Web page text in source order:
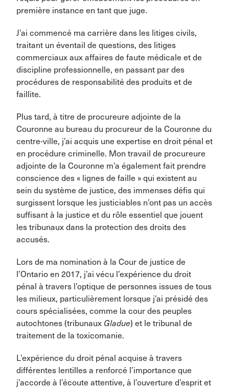
première instance en tant que juge.
J’ai commencé ma carrière dans les litiges civils,
traitant un éventail de questions, des litiges
commerciaux aux affaires de faute médicale et de
discipline professionnelle, en passant par des
procédures de responsabilité des produits et de
faillite.
Plus tard, à titre de procureure adjointe de la
Couronne au bureau du procureur de la Couronne du
centre-ville, j’ai acquis une expertise en droit pénal et
en procédure criminelle. Mon travail de procureure
adjointe de la Couronne m’a également fait prendre
conscience des « lignes de faille » qui existent au
sein du système de justice, des immenses défis qui
surgissent lorsque les justiciables n’ont pas un accès
suffisant à la justice et du rôle essentiel que jouent
les tribunaux dans la protection des droits des
accusés.
Lors de ma nomination à la Cour de justice de
l’Ontario en 2017, j’ai vécu l’expérience du droit
pénal à travers l’optique de personnes issues de tous
les milieux, particulièrement lorsque j’ai présidé des
cours spécialisées, comme la cour des peuples
autochtones (tribunaux Gladue) et le tribunal de
traitement de la toxicomanie.
L’expérience du droit pénal acquise à travers
différentes lentilles a renforcé l’importance que
j’accorde à l’écoute attentive, à l’ouverture d’esprit et